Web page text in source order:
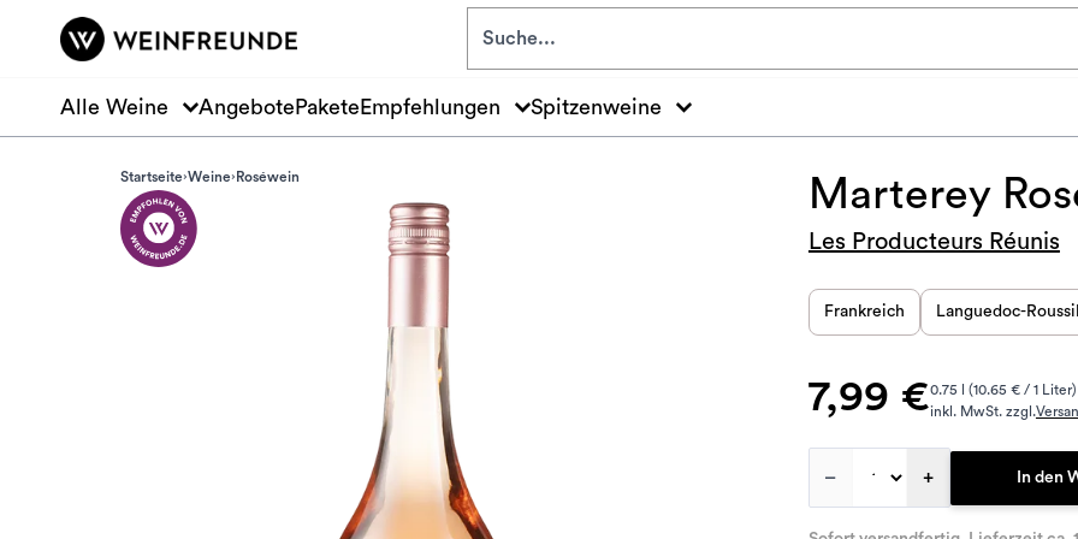
Zum Hauptinhalt springen
Alle Weine Angebote Pakete Empfehlungen Spitzenweine
Startseite Weine Roséwein Marterey
Les Producteurs Réunis
Frankreich Languedoc-
7,99 €0.75 l (10.65 € / 1 Liter)
inkl. MwSt. zzgl.
– + In den